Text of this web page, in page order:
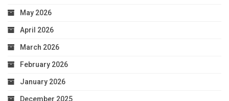
May 2026
April 2026
March 2026
February 2026
January 2026
December 2025